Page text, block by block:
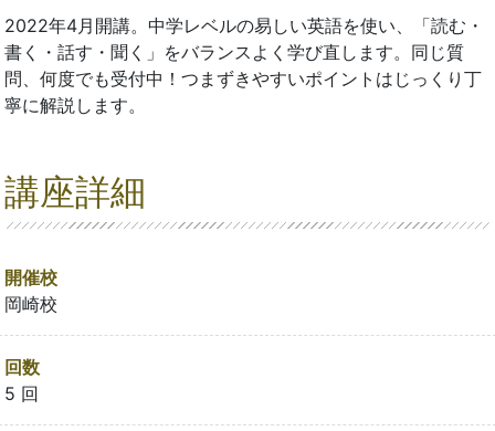
2022年4月開講。中学レベルの易しい英語を使い、「読む・
書く・話す・聞く」をバランスよく学び直します。同じ質
問、何度でも受付中！つまずきやすいポイントはじっくり丁
寧に解説します。
講座詳細
開催校
岡崎校
回数
5 回